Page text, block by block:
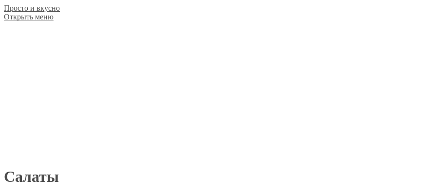
Просто и вкусно
Открыть меню
Салаты